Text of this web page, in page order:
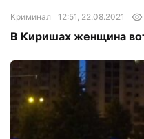
Криминал 12:51, 22.08.2021
В Киришах женщина